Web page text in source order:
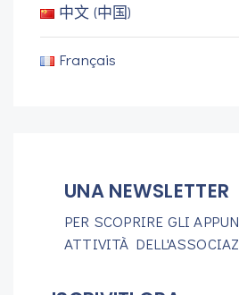
中文 (中国)
Français
UNA NEWSLETTER
PER SCOPRIRE GLI
ATTIVITÀ